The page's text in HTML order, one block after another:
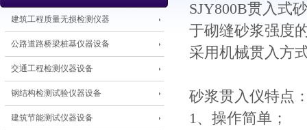
建筑工程质量无损检测仪器
公路道路桥梁桩基仪器设备
交通工程检测仪器设备
钢结构检测试验仪器设备
建筑节能测试仪器设备
SJY800B贯入式
于砌缝砂浆强度
采用机械贯入方
砂浆贯入仪特点
1、操作简单；